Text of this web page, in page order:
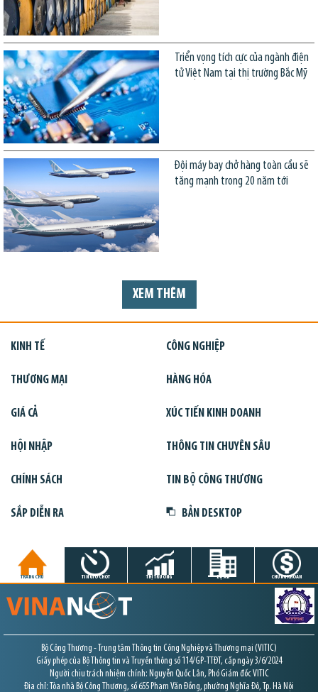
Triển vọng tích cực của ngành điện
tử Việt Nam tại thị trường Bắc Mỹ
Đội máy bay chở hàng toàn cầu sẽ
tăng mạnh trong 20 năm tới
XEM THÊM
KINH TẾ CÔNG NGHIỆP
THƯƠNG MẠI HÀNG HÓA
GIÁ CẢ XÚC TIẾN KINH DOANH
HỘI NHẬP THÔNG TIN CHUYÊN SÂU
CHÍNH SÁCH TIN BỘ CÔNG THƯƠNG
SẮP DIỄN RA BẢN DESKTOP
TRANG CHỦ TIN GIỜ CHÓT THỊ TRƯỜNG DỰ ÁN CHỨNG KHOÁN
Bộ Công Thương - Trung tâm Thông tin Công Nghiệp và Thương mại (VITIC)
Giấy phép của Bộ Thông tin và Truyền thông số 114/GP-TTĐT, cấp ngày 3/6/2024
Người chịu trách nhiệm chính: Nguyễn Quốc Lân, Phó Giám đốc VITIC
Địa chỉ: Tòa nhà Bộ Công Thương, số 655 Phạm Văn Đồng, phường Nghĩa Đô, Tp. Hà Nội